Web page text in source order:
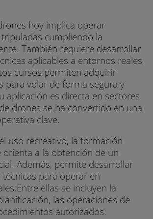
hoy implica operar
cumpliendo la
También requiere desarrollar
aplicables a entornos reales
cursos permiten adquirir
para volar de forma segura y
aplicación es directa en sectores
drones se ha convertido en una
clave.
uso recreativo, la formación
orienta a la obtención de un
Además, permite desarrollar
para operar en
ellas se incluyen la
las operaciones de
autorizados.